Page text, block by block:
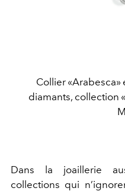
Collier
diamants, collection
Dans la joaillerie
collections qui